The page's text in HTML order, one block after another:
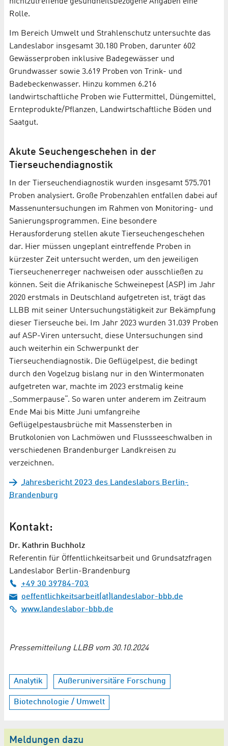
Rolle.
Im Bereich Umwelt und Strahlenschutz untersuchte das
Landeslabor insgesamt 30.180 Proben, darunter 602
Gewässerproben inklusive Badegewässer und
Grundwasser sowie 3.619 Proben von Trink- und
Badebeckenwasser. Hinzu kommen 6.216
landwirtschaftliche Proben wie Futtermittel, Düngemittel,
Ernteprodukte/Pflanzen, Landwirtschaftliche Böden und
Saatgut.
Akute Seuchengeschehen in der
Tierseuchendiagnostik
In der Tierseuchendiagnostik wurden insgesamt 575.701
Proben analysiert. Große Probenzahlen entfallen dabei auf
Massenuntersuchungen im Rahmen von Monitoring- und
Sanierungsprogrammen. Eine besondere
Herausforderung stellen akute Tierseuchengeschehen
dar. Hier müssen ungeplant eintreffende Proben in
kürzester Zeit untersucht werden, um den jeweiligen
Tierseuchenerreger nachweisen oder ausschließen zu
können. Seit die Afrikanische Schweinepest (ASP) im Jahr
2020 erstmals in Deutschland aufgetreten ist, trägt das
LLBB mit seiner Untersuchungstätigkeit zur Bekämpfung
dieser Tierseuche bei. Im Jahr 2023 wurden 31.039 Proben
auf ASP-Viren untersucht, diese Untersuchungen sind
auch weiterhin ein Schwerpunkt der
Tierseuchendiagnostik. Die Geflügelpest, die bedingt
durch den Vogelzug bislang nur in den Wintermonaten
aufgetreten war, machte im 2023 erstmalig keine
„Sommerpause“. So waren unter anderem im Zeitraum
Ende Mai bis Mitte Juni umfangreihe
Geflügelpestausbrüche mit Massensterben in
Brutkolonien von Lachmöwen und Flussseeschwalben in
verschiedenen Brandenburger Landkreisen zu
verzeichnen.
Jahresbericht 2023 des Landeslabors Berlin-
Brandenburg
Kontakt:
Dr. Kathrin Buchholz
Referentin für Öffentlichkeitsarbeit und Grundsatzfragen
Landeslabor Berlin-Brandenburg
+49 30 39784-703
oeffentlichkeitsarbeit(at)landeslabor-bbb.de
www.landeslabor-bbb.de
Pressemitteilung LLBB vom 30.10.2024
Analytik Außeruniversitäre Forschung
Biotechnologie / Umwelt
Meldungen dazu